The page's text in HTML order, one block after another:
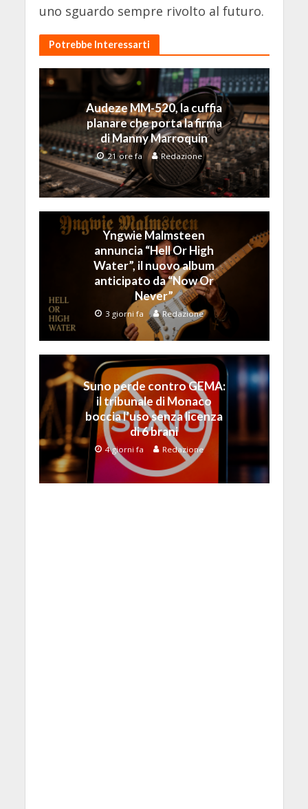
uno sguardo sempre rivolto al futuro.
Potrebbe Interessarti
Audeze MM-520, la cuffia
planare che porta la firma
di Manny Marroquin
21 ore fa Redazione
Yngwie Malmsteen
annuncia “Hell Or High
Water”, il nuovo album
anticipato da “Now Or
Never”
3 giorni fa Redazione
Suno perde contro GEMA:
il tribunale di Monaco
boccia l’uso senza licenza
di 6 brani
4 giorni fa Redazione